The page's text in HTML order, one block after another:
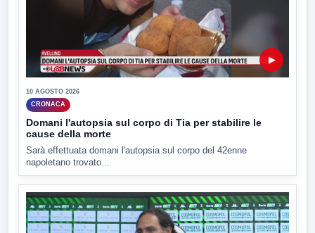
▶
10 AGOSTO 2026
CRONACA
Domani l'autopsia sul corpo di Tia per stabilire le
cause della morte
Sarà effettuata domani l'autopsia sul corpo del 42enne
napoletano trovato...